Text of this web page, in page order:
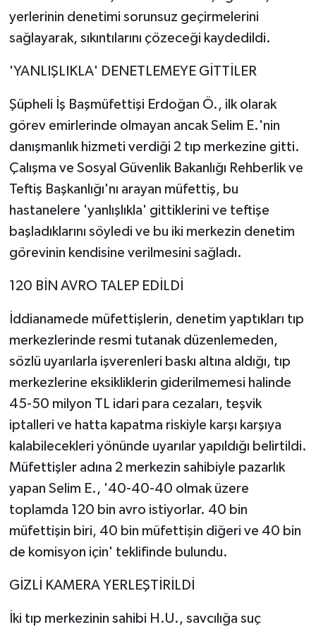
yerlerinin denetimi sorunsuz geçirmelerini
sağlayarak, sıkıntılarını çözeceği kaydedildi.
'YANLIŞLIKLA' DENETLEMEYE GİTTİLER
Şüpheli İş Başmüfettişi Erdoğan Ö., ilk olarak
görev emirlerinde olmayan ancak Selim E.'nin
danışmanlık hizmeti verdiği 2 tıp merkezine gitti.
Çalışma ve Sosyal Güvenlik Bakanlığı Rehberlik ve
Teftiş Başkanlığı'nı arayan müfettiş, bu
hastanelere 'yanlışlıkla' gittiklerini ve teftişe
başladıklarını söyledi ve bu iki merkezin denetim
görevinin kendisine verilmesini sağladı.
120 BİN AVRO TALEP EDİLDİ
İddianamede müfettişlerin, denetim yaptıkları tıp
merkezlerinde resmi tutanak düzenlemeden,
sözlü uyarılarla işverenleri baskı altına aldığı, tıp
merkezlerine eksikliklerin giderilmemesi halinde
45-50 milyon TL idari para cezaları, teşvik
iptalleri ve hatta kapatma riskiyle karşı karşıya
kalabilecekleri yönünde uyarılar yapıldığı belirtildi.
Müfettişler adına 2 merkezin sahibiyle pazarlık
yapan Selim E., '40-40-40 olmak üzere
toplamda 120 bin avro istiyorlar. 40 bin
müfettişin biri, 40 bin müfettişin diğeri ve 40 bin
de komisyon için' teklifinde bulundu.
GİZLİ KAMERA YERLEŞTİRİLDİ
İki tıp merkezinin sahibi H.U., savcılığa suç